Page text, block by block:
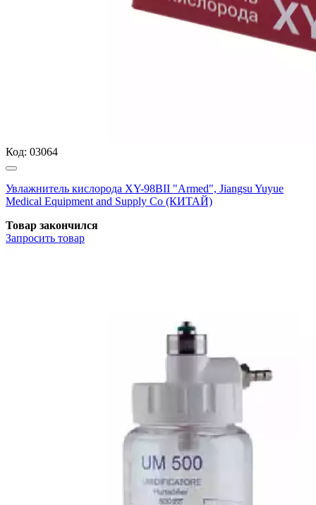
Код: 03064
Увлажнитель кислорода XY-98BII "Armed", Jiangsu Yuyue
Medical Equipment and Supply Co (КИТАЙ)
Товар закончился
Запросить товар